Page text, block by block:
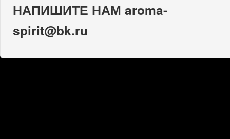
НАПИШИТЕ НАМ aroma-
spirit@bk.ru